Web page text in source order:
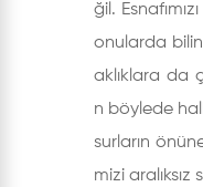
ğil.
onularda
aklıklara da
n böylede
surların
mizi